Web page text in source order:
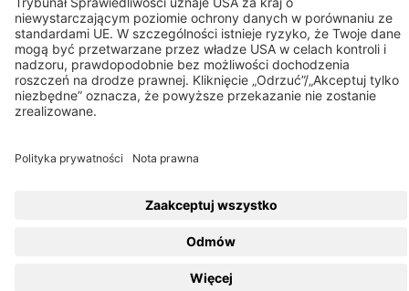
© 2026 BEKO TECHNOLOGIES
Sitemap
Dostosuj ustawienia plików cookie
Prywatność
Nota prawna
Privacy Settings